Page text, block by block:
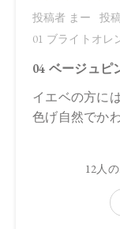
【メーカー品番】
・01：4570106724583
・02：4570106724590
・03：4570106724606
・04：4570106724613
・06：4570106724637
・08：4570106724651
・09：4570106724668